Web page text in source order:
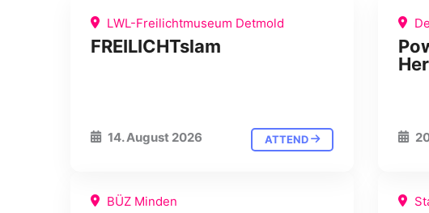
LWL-Freilichtmuseum Detmold
FREILICHTslam
14. August 2026 ATTEND
BÜZ Minden